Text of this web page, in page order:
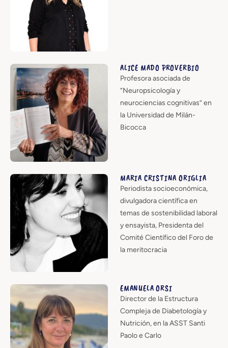
ALICE MADO PROVERBIO
Profesora asociada de
“Neuropsicología y
neurociencias cognitivas” en
la Universidad de Milán-
Bicocca
MARIA CRISTINA ORIGLIA
Periodista socioeconómica,
divulgadora científica en
temas de sostenibilidad laboral
y ensayista, Presidenta del
Comité Científico del Foro de
la meritocracia
EMANUELA ORSI
Director de la Estructura
Compleja de Diabetología y
Nutrición, en la ASST Santi
Paolo e Carlo